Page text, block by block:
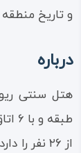
و تاریخ
درباره
هتل سنتی
از ۲۶